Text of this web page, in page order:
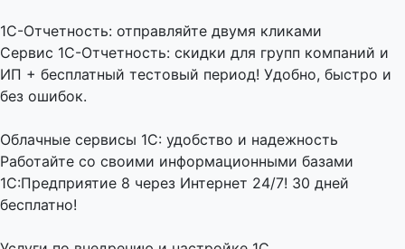
1C-Отчетность: отправляйте двумя кликами
Сервис 1С-Отчетность: скидки для групп компаний и
ИП + бесплатный тестовый период! Удобно, быстро и
без ошибок.
Облачные сервисы 1С: удобство и надежность
Работайте со своими информационными базами
1С:Предприятие 8 через Интернет 24/7! 30 дней
бесплатно!